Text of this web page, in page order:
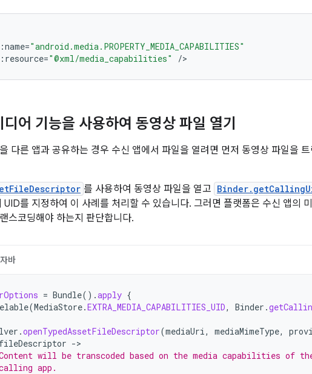
:name="android.media.PROPERTY_MEDIA_CAPABILITIES"
: resource="@xml/media_capabilities" /
어 기능을 사용하여 동영상 파일 열기
다른 앱과 공유하는 경우 수신 앱에서 파일을 열려면 먼저 동영상 파일을
를 사용하여 동영상 파일을 열고
UID를 지정하여 이 사례를 처리할 수 있습니다. 그러면 플랫폼은 수신 앱의
스코딩해야 하는지 판단합니다.
자바
= Bundle().apply {
(MediaStore.EXTRA_MEDIA_CAPABILITIES_UID, Binder .
.openTypedAssetFileDescriptor(mediaUri, mediaMimeType,
->
will be transcoded based on the media capabilities of
app.